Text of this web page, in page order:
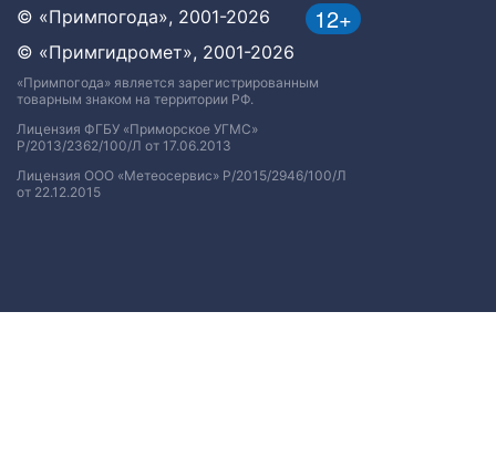
12+
© «Примпогода», 2001-2026
© «Примгидромет», 2001-2026
«Примпогода» является зарегистрированным
товарным знаком на территории РФ.
Лицензия ФГБУ «Приморское УГМС»
Р/2013/2362/100/Л от 17.06.2013
Лицензия ООО «Метеосервис» Р/2015/2946/100/Л
от 22.12.2015